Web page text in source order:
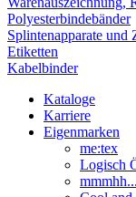
Polyesterbindebänder
Splintenapparate und
Etiketten
Kabelbinder
Kataloge
Karriere
Eigenmarken
me:tex
Logisch
mmmhh...